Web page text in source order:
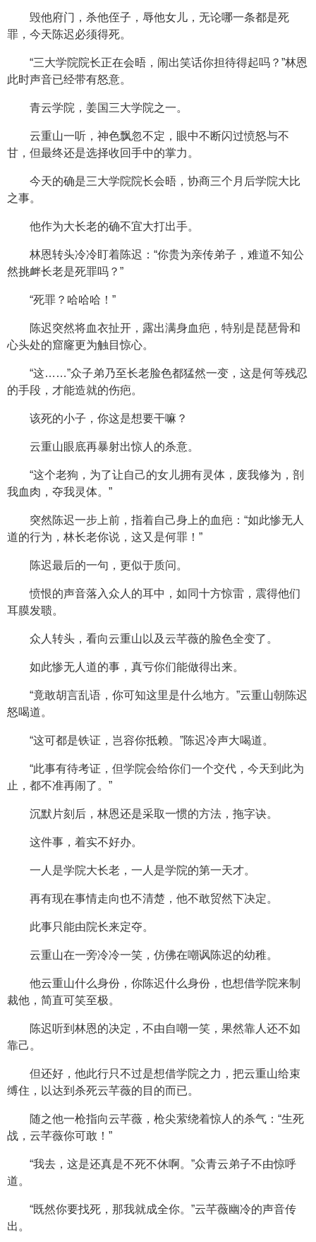
毁他府门，杀他侄子，辱他女儿，无论哪一条都是死
罪，今天陈迟必须得死。
“三大学院院长正在会晤，闹出笑话你担待得起吗？”林恩
此时声音已经带有怒意。
青云学院，姜国三大学院之一。
云重山一听，神色飘忽不定，眼中不断闪过愤怒与不
甘，但最终还是选择收回手中的掌力。
今天的确是三大学院院长会晤，协商三个月后学院大比
之事。
他作为大长老的确不宜大打出手。
林恩转头冷冷盯着陈迟：“你贵为亲传弟子，难道不知公
然挑衅长老是死罪吗？”
“死罪？哈哈哈！”
陈迟突然将血衣扯开，露出满身血疤，特别是琵琶骨和
心头处的窟窿更为触目惊心。
“这……”众子弟乃至长老脸色都猛然一变，这是何等残忍
的手段，才能造就的伤疤。
该死的小子，你这是想要干嘛？
云重山眼底再暴射出惊人的杀意。
“这个老狗，为了让自己的女儿拥有灵体，废我修为，剖
我血肉，夺我灵体。”
突然陈迟一步上前，指着自己身上的血疤：“如此惨无人
道的行为，林长老你说，这又是何罪！”
陈迟最后的一句，更似于质问。
愤恨的声音落入众人的耳中，如同十方惊雷，震得他们
耳膜发聩。
众人转头，看向云重山以及云芊薇的脸色全变了。
如此惨无人道的事，真亏你们能做得出来。
“竟敢胡言乱语，你可知这里是什么地方。”云重山朝陈迟
怒喝道。
“这可都是铁证，岂容你抵赖。”陈迟冷声大喝道。
“此事有待考证，但学院会给你们一个交代，今天到此为
止，都不准再闹了。”
沉默片刻后，林恩还是采取一惯的方法，拖字诀。
这件事，着实不好办。
一人是学院大长老，一人是学院的第一天才。
再有现在事情走向也不清楚，他不敢贸然下决定。
此事只能由院长来定夺。
云重山在一旁冷冷一笑，仿佛在嘲讽陈迟的幼稚。
他云重山什么身份，你陈迟什么身份，也想借学院来制
裁他，简直可笑至极。
陈迟听到林恩的决定，不由自嘲一笑，果然靠人还不如
靠己。
但还好，他此行只不过是想借学院之力，把云重山给束
缚住，以达到杀死云芊薇的目的而已。
随之他一枪指向云芊薇，枪尖萦绕着惊人的杀气：“生死
战，云芊薇你可敢！”
“我去，这是还真是不死不休啊。”众青云弟子不由惊呼
道。
“既然你要找死，那我就成全你。”云芊薇幽冷的声音传
出。